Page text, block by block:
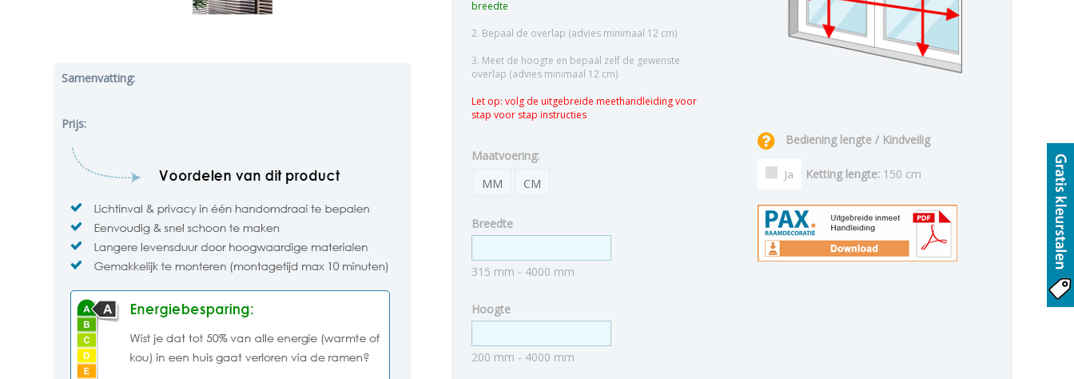
Samenvatting:
Prijs:
breedte
2. Bepaal de overlap (advies minimaal 12 cm)
3. Meet de hoogte en bepaal zelf de gewenste
overlap (advies minimaal 12 cm)
Let op: volg de uitgebreide meethandleiding voor
stap voor stap instructies
Maatvoering:
MM
CM
Breedte
315 mm - 4000 mm
Hoogte
200 mm - 4000 mm
Bediening lengte / Kindveilig
Ja Ketting lengte: 150 cm